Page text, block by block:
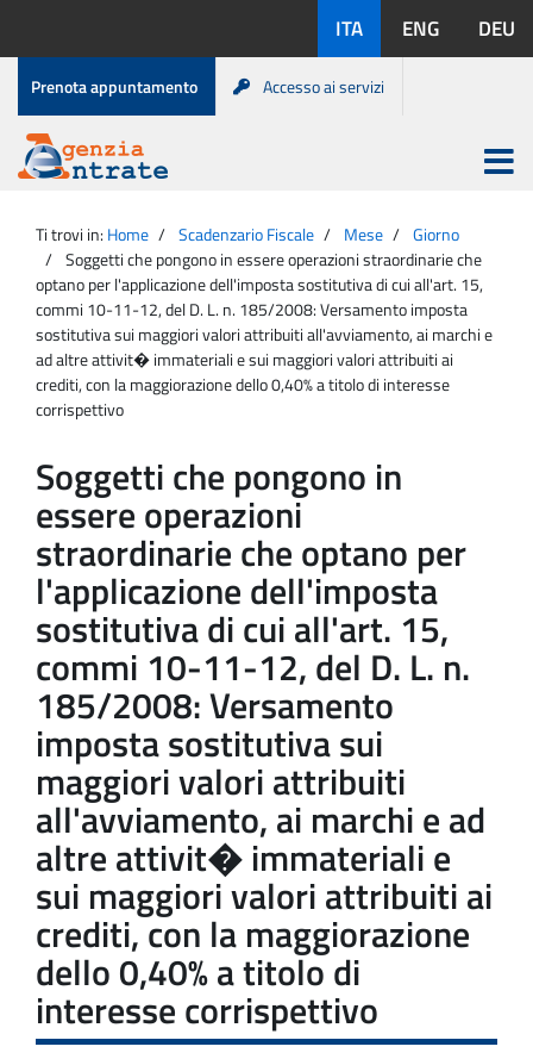
contenuto
disponibili:
ITA ENG DEU
Menu
di
servizio
Prenota appuntamento Accesso ai servizi
Agenzia
Entrate
Apri
menu
principale
Ti trovi in: Home Scadenzario Fiscale Mese
Giorno
Soggetti che pongono in essere operazioni straordinarie che
optano per l'applicazione dell'imposta sostitutiva di cui all'art. 15,
commi 10-11-12, del D. L. n. 185/2008: Versamento imposta
sostitutiva sui maggiori valori attribuiti all'avviamento, ai marchi e
ad altre attivit� immateriali e sui maggiori valori attribuiti ai
crediti, con la maggiorazione dello 0,40% a titolo di interesse
corrispettivo
Soggetti che pongono in
essere operazioni
straordinarie che optano per
l'applicazione dell'imposta
sostitutiva di cui all'art. 15,
commi 10-11-12, del D. L. n.
185/2008: Versamento
imposta sostitutiva sui
maggiori valori attribuiti
all'avviamento, ai marchi e ad
altre attivit� immateriali e
sui maggiori valori attribuiti ai
crediti, con la maggiorazione
dello 0,40% a titolo di
interesse corrispettivo